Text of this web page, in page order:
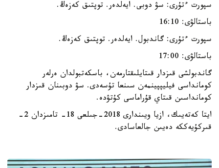
سپورت ءتۇرى: سۋ دوبى. ايەلدەر. توپتىق كەزەڭ.
باستالۋى: 16:10
سپورت ءتۇرى: گاندبول. ايەلدەر. توپتىق كەزەڭ.
باستالۋى: 17:00
گاندبولشى قىزدار قىتايلىقتارمەن، باسكەتبولدان ەرلەر
كومانداسى فيليپپينمەن سىنعا تۇسەدى. سۋ دوبىنان قىزدار
كومانداسىن قىتاي قۇراماسى كۇتۋدە.
ايتا كەتەيىك، ازيا ويىندارى 2018-جىلعى 18- تامىزدان 2-
قىركۇيەككە دەيىن جالعاسادى.